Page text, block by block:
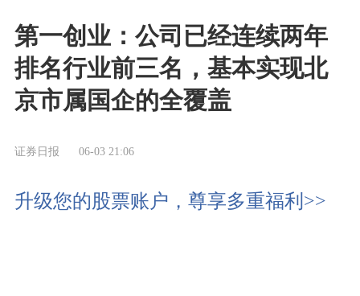
第一创业：公司已经连续两年
排名行业前三名，基本实现北
京市属国企的全覆盖
证券日报 06-03 21:06
升级您的股票账户，尊享多重福利>>